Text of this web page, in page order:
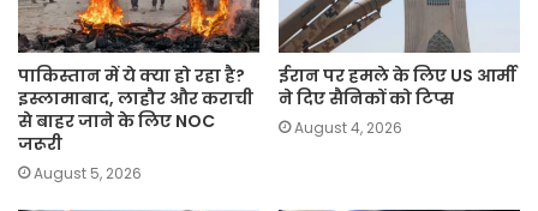
पाकिस्तान में ये क्या हो रहा है?
इस्लामाबाद, लाहौर और कराची
से बाहर जाने के लिए NOC
जरूरी
August 5, 2026
ईरान पर हमले के लिए US आर्मी
ने दिए सैनिकों को टिप्स
August 4, 2026